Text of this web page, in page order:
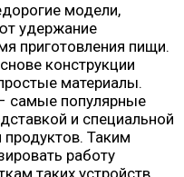
модели,
удержание
приготовления пищи.
конструкции
материалы.
самые популярные
и специальной
Таким
работу